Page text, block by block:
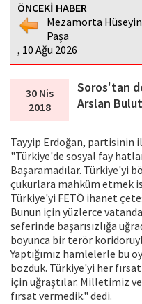
ÖNCEKİ HABER
Mezamorta Hüseyin
Paşa
, 10 Ağu 2026
30 Nis
2018
Soros'tan
Arslan Bulut
Tayyip Erdoğan, partisinin
"Türkiye'de sosyal fay
Başaramadılar. Türkiye'yi
çukurlara mahkûm etmek
Türkiye'yi FETÖ ihanet
Bunun için yüzlerce
seferinde başarısızlığa
boyunca bir terör
Yaptığımız hamlelerle bu
bozduk. Türkiye'yi her
için uğraştılar. Milletimiz
fırsat vermedik." dedi.